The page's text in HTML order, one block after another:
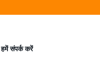
हमें संपर्क करें